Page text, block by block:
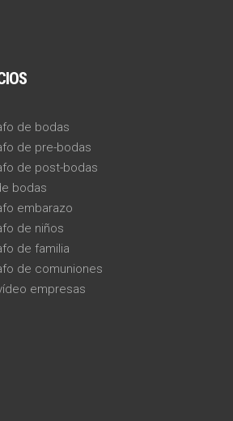
de bodas
de pre-bodas
de post-bodas
bodas
embarazo
de niños
de familia
de comuniones
empresas